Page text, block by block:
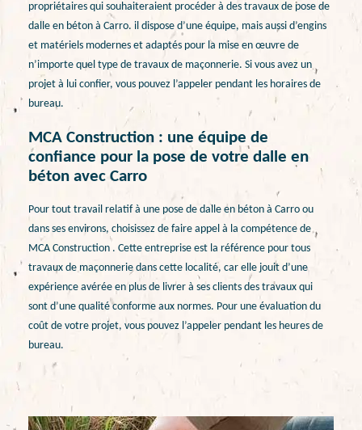
propriétaires qui souhaiteraient procéder à des travaux de pose de
dalle en béton à Carro. il dispose d’une équipe, mais aussi d’engins
et matériels modernes et adaptés pour la mise en œuvre de
n’importe quel type de travaux de maçonnerie. Si vous avez un
projet à lui confier, vous pouvez l’appeler pendant les horaires de
bureau.
MCA Construction : une équipe de
confiance pour la pose de votre dalle en
béton avec Carro
Pour tout travail relatif à une pose de dalle en béton à Carro ou
dans ses environs, choisissez de faire appel à la compétence de
MCA Construction . Cette entreprise est la référence pour tous
travaux de maçonnerie dans cette localité, car elle jouit d’une
expérience avérée en plus de livrer à ses clients des travaux qui
sont d’une qualité conforme aux normes. Pour une évaluation du
coût de votre projet, vous pouvez l’appeler pendant les heures de
bureau.